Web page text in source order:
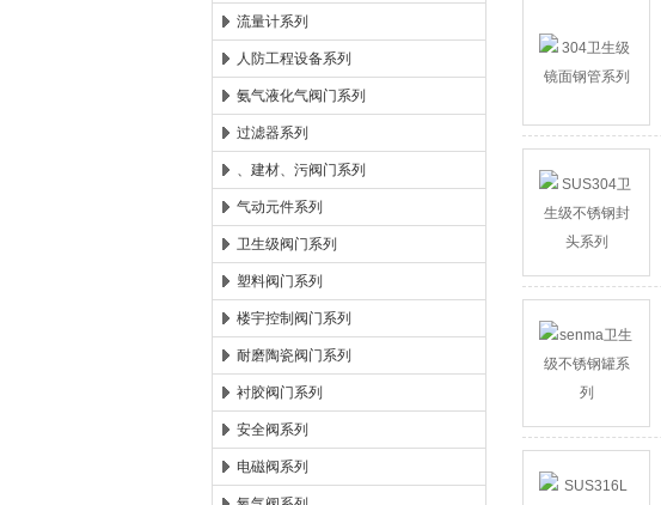
流量计系列
人防工程设备系列
氨气液化气阀门系列
过滤器系列
、建材、污阀门系列
气动元件系列
卫生级阀门系列
塑料阀门系列
楼宇控制阀门系列
耐磨陶瓷阀门系列
衬胶阀门系列
安全阀系列
电磁阀系列